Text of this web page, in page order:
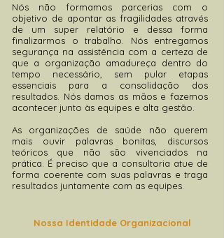
Nós não formamos parcerias com o
objetivo de apontar as fragilidades através
de um super relatório e dessa forma
finalizarmos o trabalho. Nós entregamos
segurança na assistência com a certeza de
que a organização amadureça dentro do
tempo necessário, sem pular etapas
essenciais para a consolidação dos
resultados. Nós damos as mãos e fazemos
acontecer junto às equipes e alta gestão.
As organizações de saúde não querem
mais ouvir palavras bonitas, discursos
teóricos que não são vivenciados na
prática. É preciso que a consultoria atue de
forma coerente com suas palavras e traga
resultados juntamente com as equipes.
Nossa Identidade Organizacional